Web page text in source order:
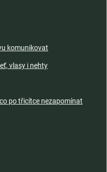
komunikovat
vlasy i nehty
po třicítce nezapomínat